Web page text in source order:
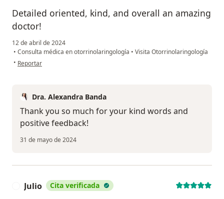
Detailed oriented, kind, and overall an amazing
doctor!
12 de abril de 2024
• Consulta médica en otorrinolaringología • Visita Otorrinolaringología
• en opinión del usuario M D
Reportar
Dra. Alexandra Banda
Thank you so much for your kind words and
positive feedback!
31 de mayo de 2024
Julio Cita verificada